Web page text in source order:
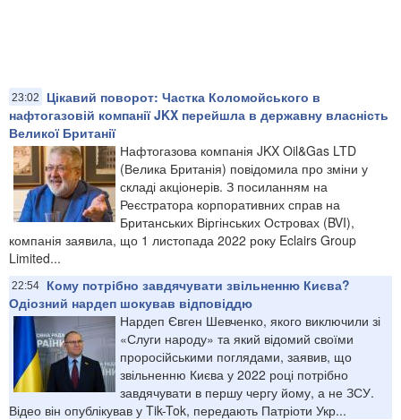
23:02
Цікавий поворот: Частка Коломойського в
нафтогазовій компанії JKX перейшла в державну власність
Великої Британії
Нафтогазова компанія JKX Oil&Gas LTD
(Велика Британія) повідомила про зміни у
складі акціонерів. З посиланням на
Реєстратора корпоративних справ на
Британських Віргінських Островах (BVI),
компанія заявила, що 1 листопада 2022 року Eclairs Group
Limited...
22:54
Кому потрібно завдячувати звільненню Києва?
Одіозний нардеп шокував відповіддю
Нардеп Євген Шевченко, якого виключили зі
«Слуги народу» та який відомий своїми
проросійськими поглядами, заявив, що
звільненню Києва у 2022 році потрібно
завдячувати в першу чергу йому, а не ЗСУ.
Відео він опублікував у Tik-Tok, передають Патріоти Укр...